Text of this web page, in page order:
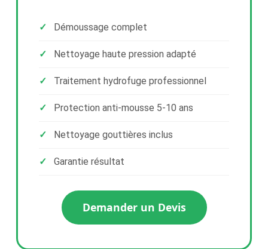
Démoussage complet
Nettoyage haute pression adapté
Traitement hydrofuge professionnel
Protection anti-mousse 5-10 ans
Nettoyage gouttières inclus
Garantie résultat
Demander un Devis